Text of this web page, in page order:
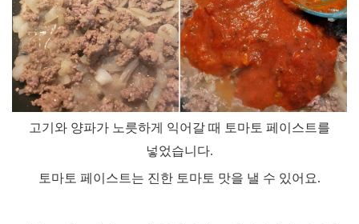
고기와 양파가 노릇하게 익어갈 때 토마토 페이스트를
넣었습니다.
토마토 페이스트는 진한 토마토 맛을 낼 수 있어요.